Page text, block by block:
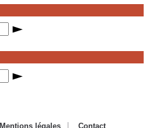
Mentions légales Contact